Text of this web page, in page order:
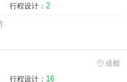
行程设计： 2
成都
行程设计： 16